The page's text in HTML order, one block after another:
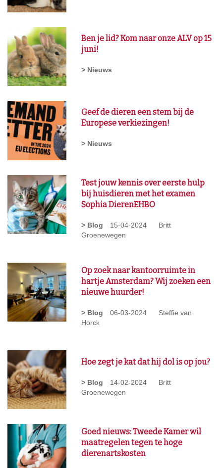
> Nieuws
Ben je lid? Kom naar onze ALV op 15
juni!
> Nieuws
Geef de dieren een stem bij de
Europese verkiezingen!
> Blog 15-04-2024
Britt
Groenewegen
Test jouw kennis over eerste hulp
bij huisdieren met het examen
Sophia DierenEHBO
> Blog 06-03-2024
Steffie van
Horck
Op zoek naar kantoorruimte in
hartje Amsterdam? Wij zoeken een
nieuwe huurder!
> Blog 14-02-2024
Britt
Groenewegen
Hoe zegt je kat dat hij dol is op jou?
Goed nieuws: Tweede Kamer wil
maatregelen tegen te hoge
dierenartskosten